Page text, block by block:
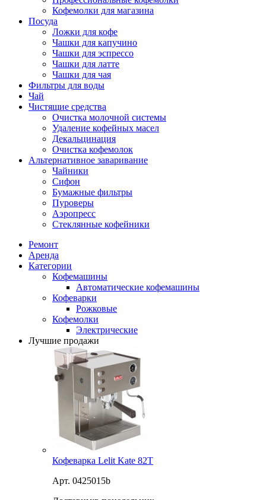
Кофемолки для магазина
Посуда
Ложки для кофе
Чашки для капучино
Чашки для эспрессо
Чашки для латте
Чашки для чая
Фильтры для воды
Чай
Чистящие средства
Очистка молочной системы
Удаление кофейных масел
Декальцинация
Очистка кофемолок
Альтернативное заваривание
Чайники
Сифон
Бумажные фильтры
Пуроверы
Аэропресс
Стеклянные кофейники
Ремонт
Аренда
Категории
Кофемашины
Автоматические кофемашины
Кофеварки
Рожковые
Кофемолки
Электрические
Лучшие продажи
Кофеварка Lelit Kate 82T
Арт. 0425015b